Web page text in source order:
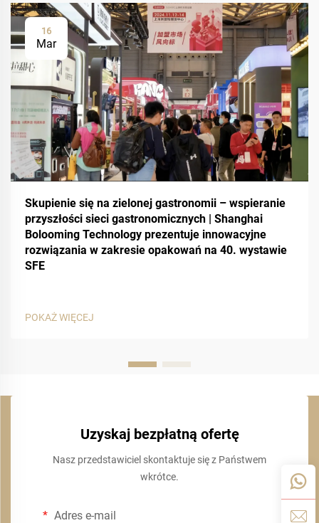
16
Mar
Skupienie się na zielonej gastronomii – wspieranie
przyszłości sieci gastronomicznych | Shanghai
Bolooming Technology prezentuje innowacyjne
rozwiązania w zakresie opakowań na 40. wystawie
SFE
POKAŻ WIĘCEJ
Uzyskaj bezpłatną ofertę
Nasz przedstawiciel skontaktuje się z Państwem
wkrótce.
Adres e-mail